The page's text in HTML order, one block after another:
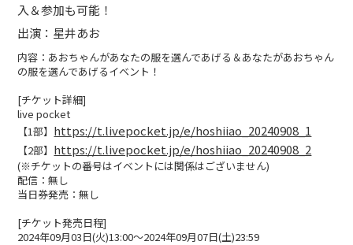
WEBSHOP
入＆参加も可能！
出演：星井あお
内容：あおちゃんがあなたの服を選んであげる＆あなたがあおちゃん
の服を選んであげるイベント！
[チケット詳細]
live pocket
【1部】 https://t.livepocket.jp/e/hoshiiao_20240908_1
【2部】 https://t.livepocket.jp/e/hoshiiao_20240908_2
(※チケットの番号はイベントには関係はございません)
配信：無し
当日券発売：無し
[チケット発売日程]
2024年09月03日(火)13:00〜2024年09月07日(土)23:59